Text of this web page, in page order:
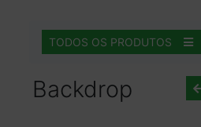
TODOS OS PRODUTOS
Backdrop